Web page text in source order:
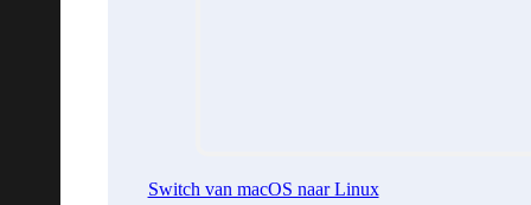
Switch van macOS naar Linux